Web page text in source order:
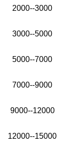
2000--3000
3000--5000
5000--7000
7000--9000
9000--12000
12000--15000